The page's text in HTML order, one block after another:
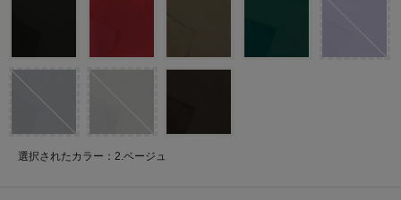
選択されたカラー：2.ベージュ